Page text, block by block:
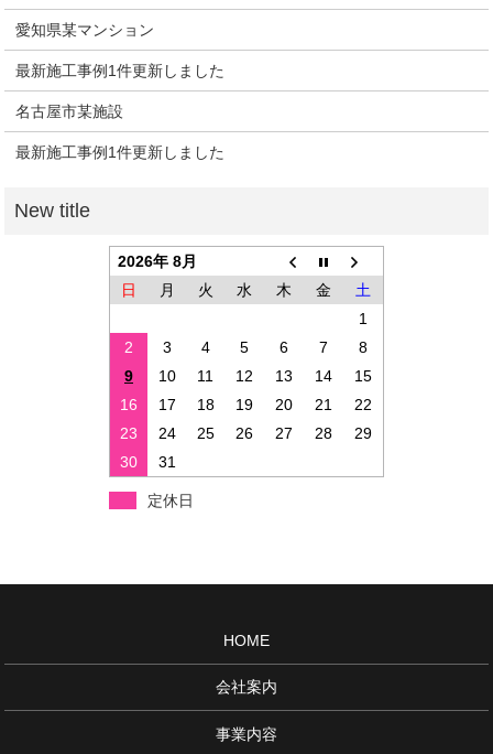
愛知県某マンション
最新施工事例1件更新しました
名古屋市某施設
最新施工事例1件更新しました
2026年 8月
日
月 火 水 木 金
土
1
2
3 4 5 6 7
8
9
10 11 12 13 14
15
16
17 18 19 20 21
22
23
24 25 26 27 28
29
30
31
定休日
HOME
会社案内
事業内容